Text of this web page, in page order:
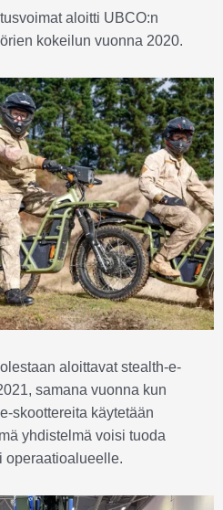
aloitti UBCO:n
kokeilun vuonna 2020.
aloittavat stealth-e-
samana vuonna kun
skoottereita käytetään
yhdistelmä voisi tuoda
operaatioalueelle.